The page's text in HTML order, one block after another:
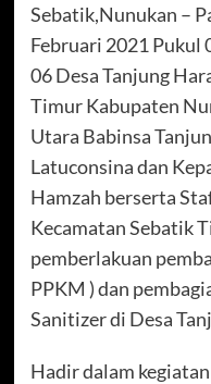
Sebatik,Nunukan –
Februari 2021 Pukul
06 Desa Tanjung
Timur Kabupaten
Utara Babinsa
Latuconsina dan
Hamzah berserta
Kecamatan Sebatik
pemberlakuan
PPKM ) dan
Sanitizer di Desa
Hadir dalam